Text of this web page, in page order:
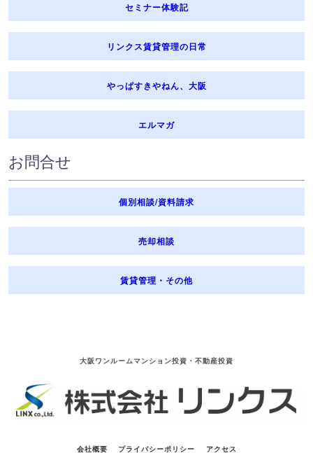
セミナー体験記
リンクス賃貸管理の日常
やっぱすきやねん、大阪
エルマガ
お問合せ
個別相談/資料請求
売却相談
賃貸管理・その他
大阪ワンルームマンション投資・不動産投資
会社概要 プライバシーポリシー アクセス